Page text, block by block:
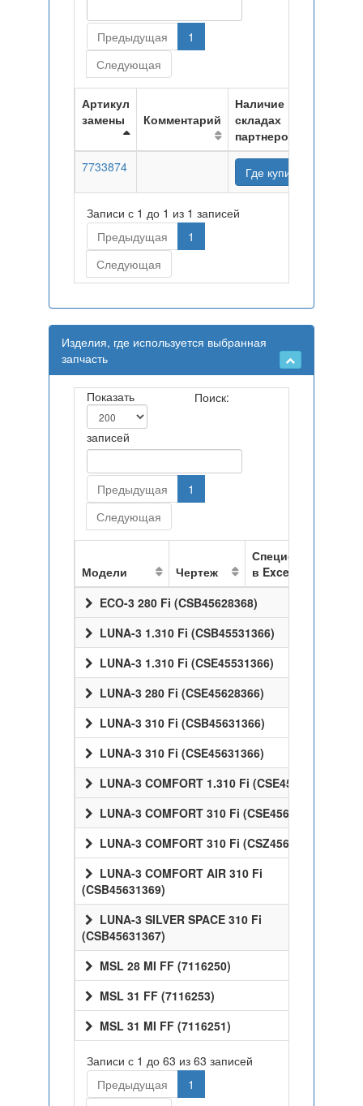
Предыдущая
1
Следующая
Артикул
замены
Комментарий
Наличие на
складах
партнеров
7733874
Где купить
Записи с 1 до 1 из 1 записей
Предыдущая
1
Следующая
Изделия, где используется выбранная
запчасть
Показать
записей
Поиск:
Предыдущая
1
Следующая
Модели Чертеж
Спецификация
в Excel
ECO-3 280 Fi (CSB45628368)
LUNA-3 1.310 Fi (CSB45531366)
LUNA-3 1.310 Fi (CSE45531366)
LUNA-3 280 Fi (CSE45628366)
LUNA-3 310 Fi (CSB45631366)
LUNA-3 310 Fi (CSE45631366)
LUNA-3 COMFORT 1.310 Fi (CSE45531358)
LUNA-3 COMFORT 310 Fi (CSE45631358)
LUNA-3 COMFORT 310 Fi (CSZ45631358)
LUNA-3 COMFORT AIR 310 Fi
(CSB45631369)
LUNA-3 SILVER SPACE 310 Fi
(CSB45631367)
MSL 28 MI FF (7116250)
MSL 31 FF (7116253)
MSL 31 MI FF (7116251)
Записи с 1 до 63 из 63 записей
Предыдущая
1